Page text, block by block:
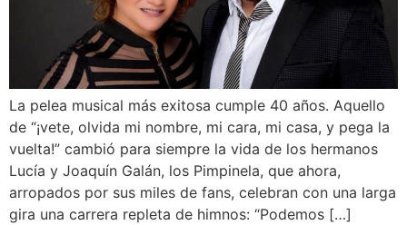
La pelea musical más exitosa cumple 40 años. Aquello
de “¡vete, olvida mi nombre, mi cara, mi casa, y pega la
vuelta!” cambió para siempre la vida de los hermanos
Lucía y Joaquín Galán, los Pimpinela, que ahora,
arropados por sus miles de fans, celebran con una larga
gira una carrera repleta de himnos: “Podemos […]